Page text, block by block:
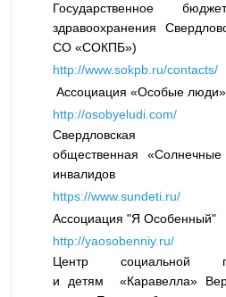
Государственное
здравоохранения
СО «СОКПБ»)
http://www.sokpb.ru/contacts/
Ассоциация «Особые люди»
http://osobyeludi.com/
Свердловская
общественная «Солнечные
инвалидов
https://www.sundeti.ru/
Ассоциация "Я Особенный"
http://yaosobenniy.ru/
Центр социальной
и детям «Каравелла»